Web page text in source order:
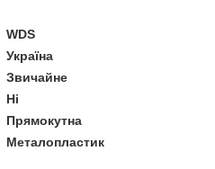
WDS
Україна
Звичайне
Ні
Прямокутна
Металопластик